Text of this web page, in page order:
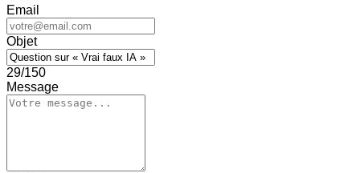
Email
Objet
29/150
Message